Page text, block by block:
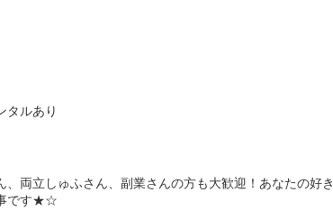
タルあり
両立しゅふさん、副業さんの方も大歓迎！あなたの好き
です★☆